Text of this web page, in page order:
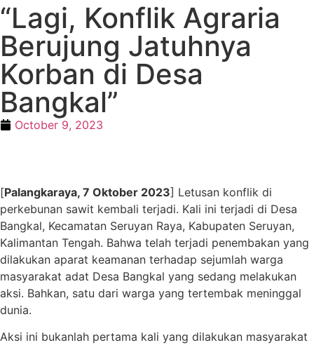
“Lagi, Konflik Agraria
Berujung Jatuhnya
Korban di Desa
Bangkal”
October 9, 2023
[Palangkaraya, 7 Oktober 2023] Letusan konflik di
perkebunan sawit kembali terjadi. Kali ini terjadi di Desa
Bangkal, Kecamatan Seruyan Raya, Kabupaten Seruyan,
Kalimantan Tengah. Bahwa telah terjadi penembakan yang
dilakukan aparat keamanan terhadap sejumlah warga
masyarakat adat Desa Bangkal yang sedang melakukan
aksi. Bahkan, satu dari warga yang tertembak meninggal
dunia.
Aksi ini bukanlah pertama kali yang dilakukan masyarakat